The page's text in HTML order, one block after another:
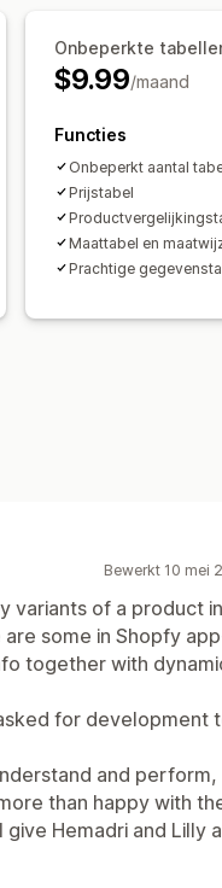
Onbeperkte
$9.99/maand
Functies
Onbeperkt aantal
Prijstabel
Maattabel en
Prachtige
Bewerkt 10 mei
variants of a product
some in Shopfy
together with
for development
and perform,
than happy with
Hemadri and Lilly a